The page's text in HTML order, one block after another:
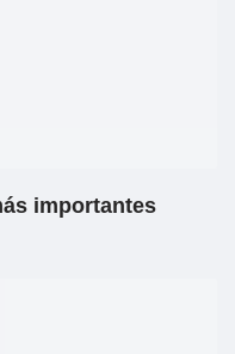
importantes